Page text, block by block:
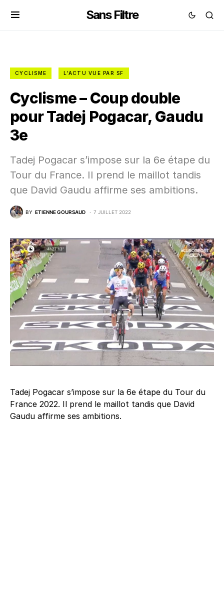
Sans Filtre
CYCLISME L'ACTU VUE PAR SF
Cyclisme – Coup double
pour Tadej Pogacar, Gaudu
3e
Tadej Pogacar s’impose sur la 6e étape du
Tour du France. Il prend le maillot tandis
que David Gaudu affirme ses ambitions.
BY ETIENNE GOURSAUD 7 JUILLET 2022
Tadej Pogacar s’impose sur la 6e étape du Tour du
France 2022. Il prend le maillot tandis que David
Gaudu affirme ses ambitions.